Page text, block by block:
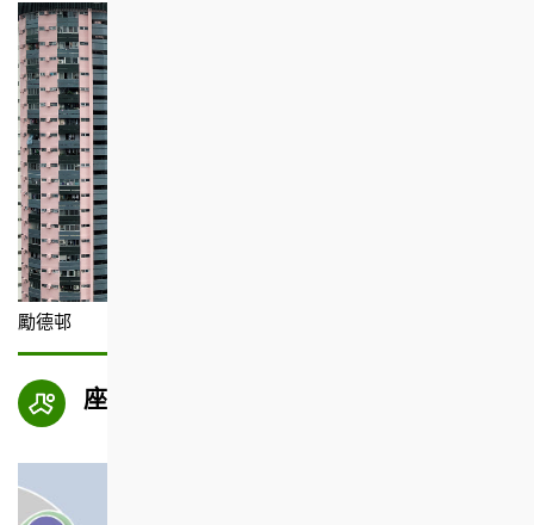
勵德邨
座向圖